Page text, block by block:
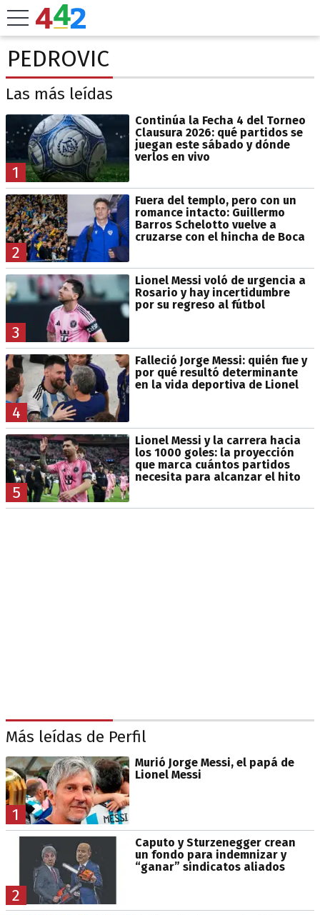
PEDROVIC
Las más leídas
1
Continúa la Fecha 4 del Torneo
Clausura 2026: qué partidos se
juegan este sábado y dónde
verlos en vivo
2
Fuera del templo, pero con un
romance intacto: Guillermo
Barros Schelotto vuelve a
cruzarse con el hincha de Boca
3
Lionel Messi voló de urgencia a
Rosario y hay incertidumbre
por su regreso al fútbol
4
Falleció Jorge Messi: quién fue y
por qué resultó determinante
en la vida deportiva de Lionel
5
Lionel Messi y la carrera hacia
los 1000 goles: la proyección
que marca cuántos partidos
necesita para alcanzar el hito
Más leídas de Perfil
1
Murió Jorge Messi, el papá de
Lionel Messi
2
Caputo y Sturzenegger crean
un fondo para indemnizar y
“ganar” sindicatos aliados